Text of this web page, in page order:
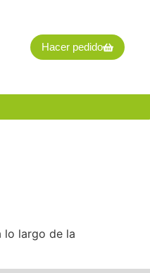
Hacer pedido
lo largo de la